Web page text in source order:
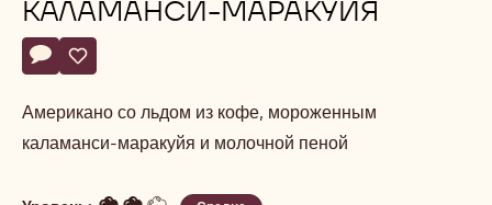
КАЛАМАНСИ-МАРАКУЙЯ
Actions
Напишите комментарий
- Фреддо с мороженым каламанси-маракуйя
Сохранить
- Фреддо с мороженым каламанси-маракуйя
Американо со льдом из кофе, мороженным
каламанси-маракуйя и молочной пеной